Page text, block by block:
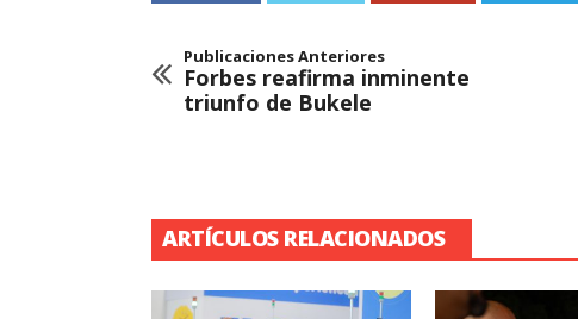
Publicaciones Anteriores
Forbes reafirma inminente
triunfo de Bukele
ARTÍCULOS RELACIONADOS